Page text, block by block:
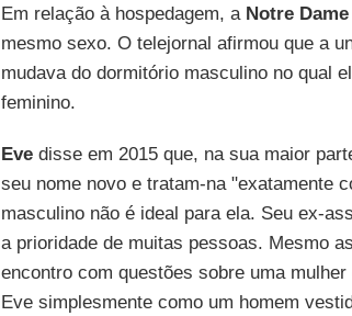
Em relação à hospedagem, a Notre Dame
mesmo sexo. O telejornal afirmou que a
mudava do dormitório masculino no qual
feminino.
Evedisse em 2015 que, na sua maior
seu nome novo e tratam-na "exatamente
masculino não é ideal para ela. Seu ex-
a prioridade de muitas pessoas. Mesmo
encontro com questões sobre uma
Eve simplesmente como um homem